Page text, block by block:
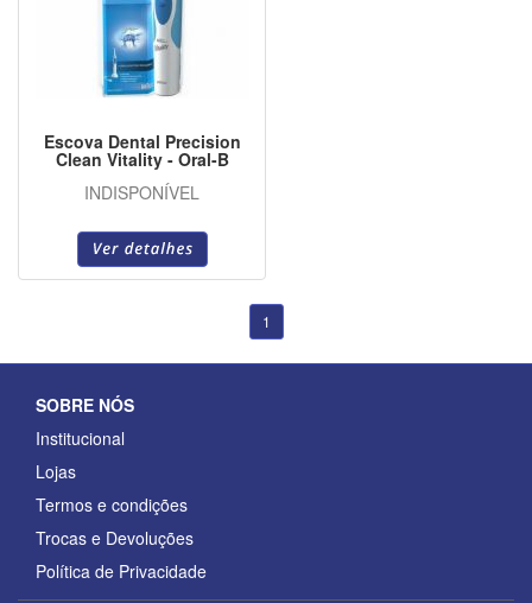
Escova Dental Precision
Clean Vitality - Oral-B
INDISPONÍVEL
1
SOBRE NÓS
Institucional
Lojas
Termos e condições
Trocas e Devoluções
Política de Privacidade